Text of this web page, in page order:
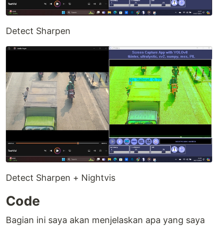
Detect Sharpen
Detect Sharpen + Nightvis
Code
Bagian ini saya akan menjelaskan apa yang saya